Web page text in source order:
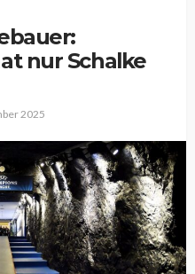
nur Schalke
2025